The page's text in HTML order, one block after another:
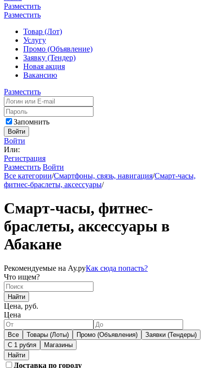
Разместить
Разместить
Товар (Лот)
Услугу
Промо (Объявление)
Заявку (Тендер)
Новая акция
Вакансию
Разместить
Запомнить
Войти
Войти
Или:
Регистрация
Разместить Войти
Все категории/Смартфоны, связь, навигация/Смарт-часы,
фитнес-браслеты, аксессуары/
Смарт-часы, фитнес-
браслеты, аксессуары в
Абакане
Рекомендуемые на Ау.руКак сюда попасть?
Что ищем?
Найти
Цена, руб.
Цена
Все Товары (Лоты) Промо (Объявления)
Заявки (Тендеры)
С 1 рубля
Магазины
Доставка по городу